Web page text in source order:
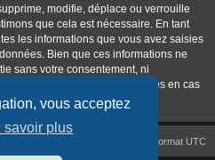
vous acceptez
savoir plus
modifie, déplace ou verrouille
que cela est nécessaire. En tant
les informations que vous avez saisies
Bien que ces informations ne
sans votre consentement, ni
être tenus comme responsables en cas
les données.
Heures au format UTC